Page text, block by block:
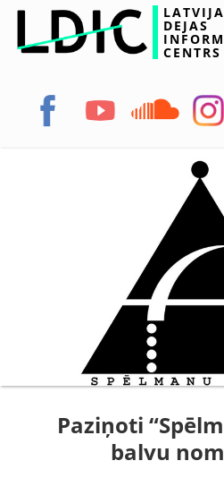
DEJAS
CENTRS
Paziņoti
balvu